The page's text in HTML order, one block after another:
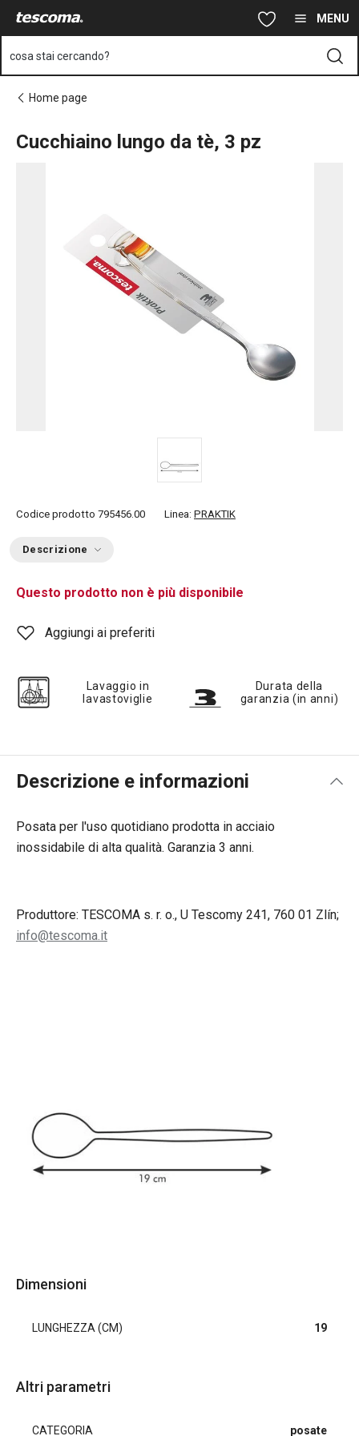
Vai al contenuto principale MENU
cosa stai cercando?
Home page
Cucchiaino lungo da tè, 3 pz
Codice prodotto 795456.00 Linea: PRAKTIK
Descrizione
Questo prodotto non è più disponibile
Aggiungi ai preferiti
Lavaggio in
lavastoviglie
Durata della
garanzia (in anni)
Descrizione e informazioni
Posata per l'uso quotidiano prodotta in acciaio
inossidabile di alta qualità. Garanzia 3 anni.
Produttore: TESCOMA s. r. o., U Tescomy 241, 760 01 Zlín;
info@tescoma.it
Dimensioni
LUNGHEZZA (CM) 19
Altri parametri
CATEGORIA posate